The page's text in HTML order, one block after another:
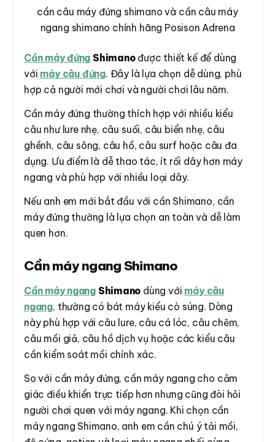
cần câu máy đứng shimano và cần câu máy
ngang shimano chính hãng Posison Adrena
Cần máy đứng Shimanođược thiết kế để dùng
với máy câu đứng. Đây là lựa chọn dễ dùng, phù
hợp cả người mới chơi và người chơi lâu năm.
Cần máy đứng thường thích hợp với nhiều kiểu
câu như lure nhẹ, câu suối, câu biển nhẹ, câu
ghềnh, câu sông, câu hồ, câu surf hoặc câu đa
dụng. Ưu điểm là dễ thao tác, ít rối dây hơn máy
ngang và phù hợp với nhiều loại dây.
Nếu anh em mới bắt đầu với cần Shimano, cần
máy đứng thường là lựa chọn an toàn và dễ làm
quen hơn.
Cần máy ngang Shimano
Cần máy ngangShimano dùng với máy câu
ngang, thường có bát máy kiểu cò súng. Dòng
này phù hợp với câu lure, câu cá lóc, câu chẽm,
câu mồi giả, câu hồ dịch vụ hoặc các kiểu câu
cần kiểm soát mồi chính xác.
So với cần máy đứng, cần máy ngang cho cảm
giác điều khiển trực tiếp hơn nhưng cũng đòi hỏi
người chơi quen với máy ngang. Khi chọn cần
máy ngang Shimano, anh em cần chú ý tải mồi,